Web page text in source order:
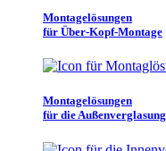
Montagelösungen
für Über-Kopf-Montage
Montagelösungen
für die Außenverglasung